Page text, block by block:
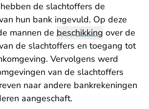
de slachtoffers de
hun bank ingevuld. Op deze
mannen de beschikking over de
de slachtoffers en toegang tot
Vervolgens werd
van de slachtoffers
naar andere bankrekeningen
aangeschaft.